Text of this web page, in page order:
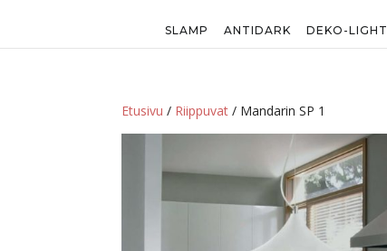
SLAMP ANTIDARK DEKO-LIGHT
Etusivu / Riippuvat / Mandarin SP 1